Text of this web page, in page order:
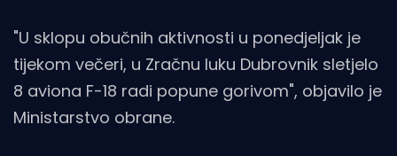
"U sklopu obučnih aktivnosti u ponedjeljak je
tijekom večeri, u Zračnu luku Dubrovnik sletjelo
8 aviona F-18 radi popune gorivom", objavilo je
Ministarstvo obrane.